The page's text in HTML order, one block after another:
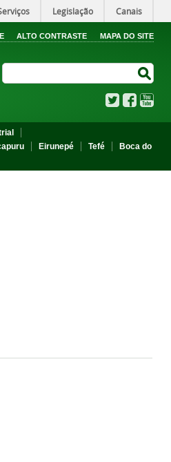
Legislação Canais
ALTO CONTRASTE MAPA DO SITE
TwitterFacebook
Eirunepé Tefé
Boca do